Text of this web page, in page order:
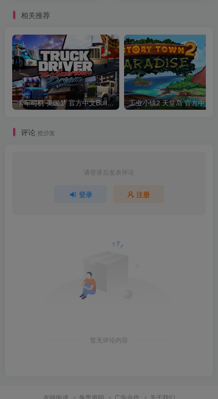
相关推荐
卡车司机 美国梦 官方中文Build.24390879
评论 抢沙发
请登录后发表评论
登录 注册
暂无评论内容
友链申请 免责声明 广告合作 关于我们